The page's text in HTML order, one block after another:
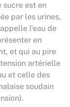
sucre est en
par les urines,
l’eau de
en
et qui au pire
artérielle
et celle des
soudain